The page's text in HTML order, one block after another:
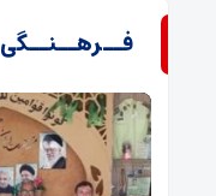
فــرهــنــگی